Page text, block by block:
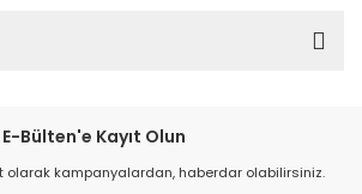
E-Bülten'e Kayıt Olun
olarak kampanyalardan, haberdar olabilirsiniz.